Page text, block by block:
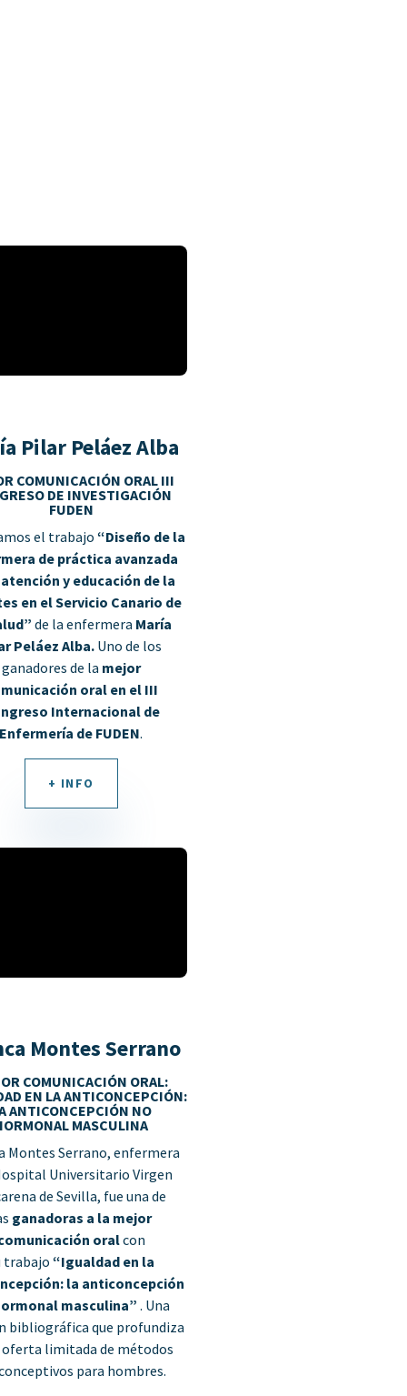
Pilar Peláez Alba
COMUNICACIÓN ORAL III
DE INVESTIGACIÓN
FUDEN
el trabajo “Diseño de la
de práctica avanzada
y educación de la
en el Servicio Canario de
de la enfermera María
Peláez Alba. Uno de los
ganadores de la mejor
oral en el III
Internacional de
Enfermería de FUDEN.
+ INFO
Montes Serrano
COMUNICACIÓN ORAL:
EN LA ANTICONCEPCIÓN:
ANTICONCEPCIÓN NO
MASCULINA
Montes Serrano, enfermera
Universitario Virgen
de Sevilla, fue una de
ganadoras a la mejor
oralcon
trabajo“Igualdad en la
la anticoncepción
masculina” . Una
bibliográfica que profundiza
oferta limitada de métodos
para hombres.